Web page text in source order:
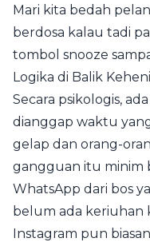
Mari kita bedah
berdosa kalau tadi
tombol snooze
Logika di Balik
Secara psikologis,
dianggap waktu
gelap dan orang-
gangguan itu minim
WhatsApp dari bos
belum ada keriuhan
Instagram pun